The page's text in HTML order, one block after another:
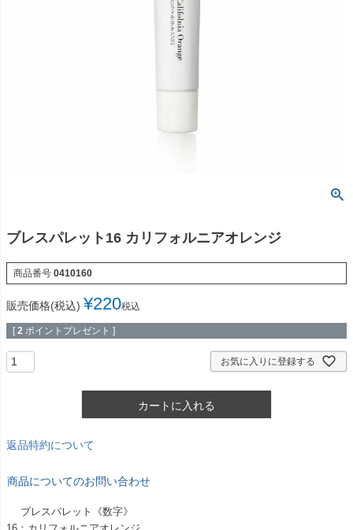
ブレスパレット16 カリフォルニアオレンジ
商品番号 0410160
販売価格(税込) ¥220税込
[ 2 ポイントプレゼント ]
お気に入りに登録する
カートに入れる
返品特約について
商品についてのお問い合わせ
ブレスパレット《数字》